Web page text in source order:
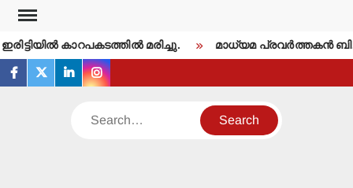
Skip
content
കാറപകടത്തില്‍ മരിച്ചു. മാധ്യമ പ്രവര്‍ത്തകന്‍
facebook
twitterlinkedininstagram
Search